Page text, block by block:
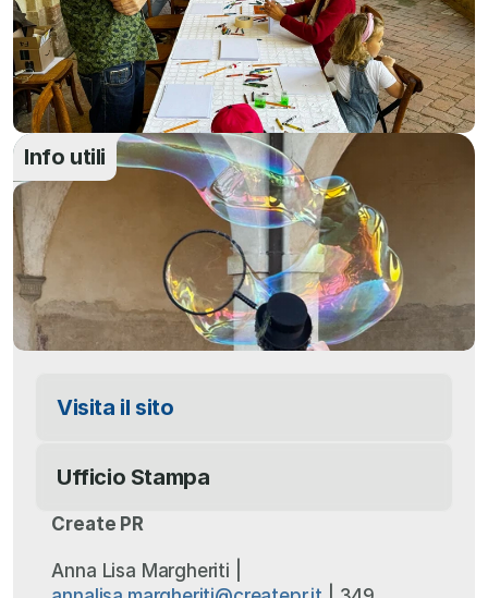
Info utili
Visita il sito
Ufficio Stampa
Create PR